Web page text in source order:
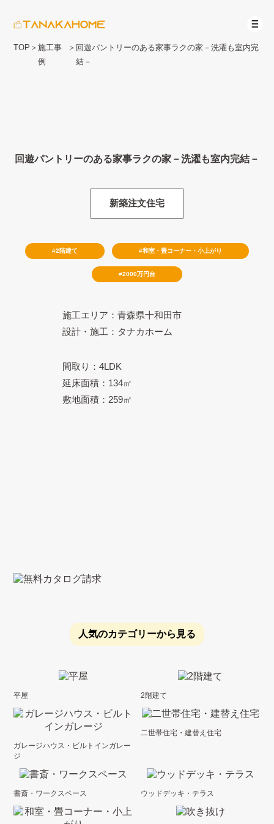
TOP ＞施工事
例
＞ 回遊パントリーのある家事ラクの家－洗濯も室内完
結－
回遊パントリーのある家事ラクの家－洗濯も室内完結－
新築注文住宅
2階建て 和室・畳コーナー・小上がり
2000万円台
設計・施工：タナカホーム
施工エリア：青森県十和田市
敷地面積：259㎡
延床面積：134㎡
間取り：4LDK
人気のカテゴリーから見る
平屋 2階建て
ガレージハウス・ビルトインガレー
ジ
二世帯住宅・建替え住宅
書斎・ワークスペース ウッドデッキ・テラス